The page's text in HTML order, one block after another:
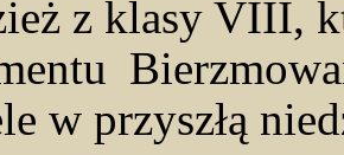
z klasy VIII,
w przyszłą